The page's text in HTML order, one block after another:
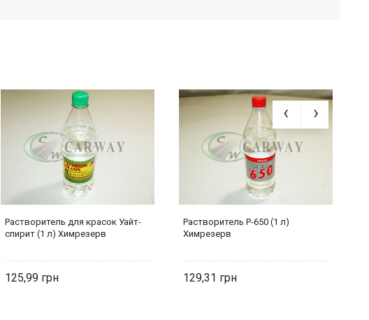
Растворитель для красок Уайт-
спирит (1 л) Химрезерв
125,99
Растворитель Р-650 (1 л)
Химрезерв
129,31